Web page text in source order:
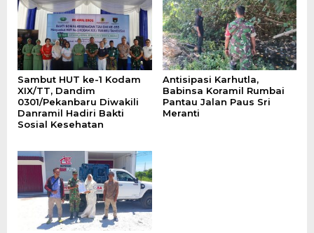
Sambut HUT ke-1 Kodam
XIX/TT, Dandim
0301/Pekanbaru Diwakili
Danramil Hadiri Bakti
Sosial Kesehatan
Antisipasi Karhutla,
Babinsa Koramil Rumbai
Pantau Jalan Paus Sri
Meranti